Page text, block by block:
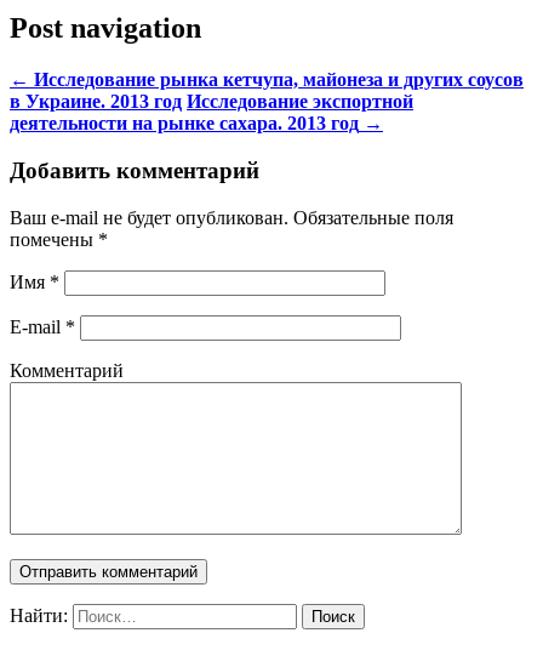
Post navigation
← Исследование рынка кетчупа, майонеза и других соусов
в Украине. 2013 год Исследование экспортной
деятельности на рынке сахара. 2013 год →
Добавить комментарий
Ваш e-mail не будет опубликован. Обязательные поля
помечены *
Имя *
E-mail *
Комментарий
Найти: